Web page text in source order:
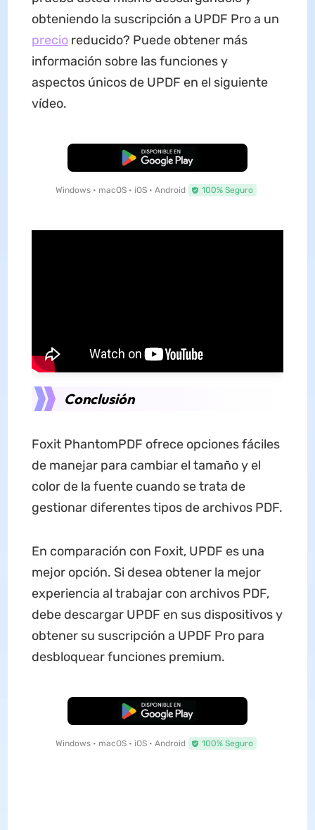
obteniendo la suscripción a UPDF Pro a un
precioreducido? Puede obtener más
información sobre las funciones y
aspectos únicos de UPDF en el siguiente
vídeo.
Descarga Gratuita
Windows • macOS • iOS • Android 100% Seguro
Conclusión
Foxit PhantomPDF ofrece opciones fáciles
de manejar para cambiar el tamaño y el
color de la fuente cuando se trata de
gestionar diferentes tipos de archivos PDF.
En comparación con Foxit, UPDF es una
mejor opción. Si desea obtener la mejor
experiencia al trabajar con archivos PDF,
debe descargar UPDF en sus dispositivos y
obtener su suscripción a UPDF Pro para
desbloquear funciones premium.
Descarga Gratuita
Windows • macOS • iOS • Android 100% Seguro